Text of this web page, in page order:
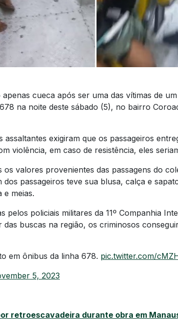
cueca após ser uma das vítimas de
na noite deste sábado (5), no bairro
exigiram que os passageiros
violência, em caso de resistência, eles
valores provenientes das passagens do
passageiros teve sua blusa, calça e
e meias.
pelos policiais militares da 11º Companhia
das buscas na região, os criminosos
em ônibus da linha 678. pic.twitter.com/
5, 2023
retroescavadeira durante obra em